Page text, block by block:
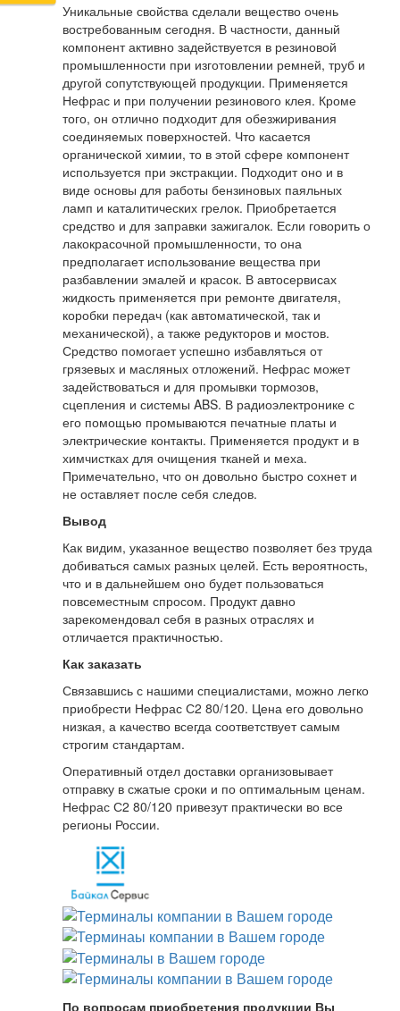
Уникальные свойства сделали вещество очень
востребованным сегодня. В частности, данный
компонент активно задействуется в резиновой
промышленности при изготовлении ремней, труб и
другой сопутствующей продукции. Применяется
Нефрас и при получении резинового клея. Кроме
того, он отлично подходит для обезжиривания
соединяемых поверхностей. Что касается
органической химии, то в этой сфере компонент
используется при экстракции. Подходит оно и в
виде основы для работы бензиновых паяльных
ламп и каталитических грелок. Приобретается
средство и для заправки зажигалок. Если говорить о
лакокрасочной промышленности, то она
предполагает использование вещества при
разбавлении эмалей и красок. В автосервисах
жидкость применяется при ремонте двигателя,
коробки передач (как автоматической, так и
механической), а также редукторов и мостов.
Средство помогает успешно избавляться от
грязевых и масляных отложений. Нефрас может
задействоваться и для промывки тормозов,
сцепления и системы ABS. В радиоэлектронике с
его помощью промываются печатные платы и
электрические контакты. Применяется продукт и в
химчистках для очищения тканей и меха.
Примечательно, что он довольно быстро сохнет и
не оставляет после себя следов.
Вывод
Как видим, указанное вещество позволяет без труда
добиваться самых разных целей. Есть вероятность,
что и в дальнейшем оно будет пользоваться
повсеместным спросом. Продукт давно
зарекомендовал себя в разных отраслях и
отличается практичностью.
Как заказать
Связавшись с нашими специалистами, можно легко
приобрести Нефрас С2 80/120. Цена его довольно
низкая, а качество всегда соответствует самым
строгим стандартам.
Оперативный отдел доставки организовывает
отправку в сжатые сроки и по оптимальным ценам.
Нефрас С2 80/120 привезут практически во все
регионы России.
По вопросам приобретения продукции Вы